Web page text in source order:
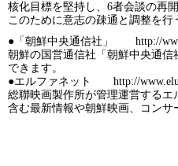
核化目標を堅持し、6者会談の再
このために意志の疎通と調整を行
●「朝鮮中央通信社」 http://
朝鮮の国営通信社「朝鮮中央通
できます。
●エルファネット http://
総聯映画製作所が管理運営する
含む最新情報や朝鮮映画、コン